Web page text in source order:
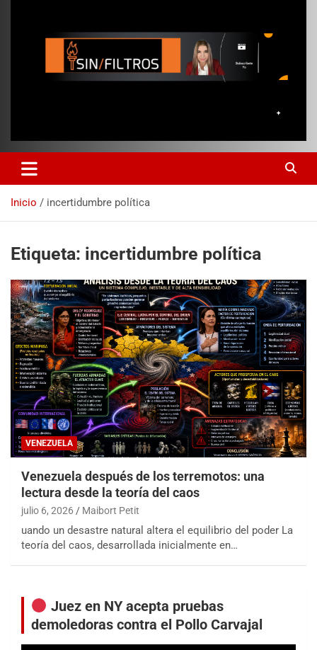
Inicio incertidumbre política
Etiqueta: incertidumbre política
VENEZUELA
Venezuela después de los terremotos: una
lectura desde la teoría del caos
julio 6, 2026 Maibort Petit
uando un desastre natural altera el equilibrio del poder La
teoría del caos, desarrollada inicialmente en…
Juez en NY acepta pruebas
demoledoras contra el Pollo Carvajal